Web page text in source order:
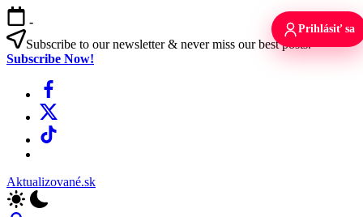
Skip
to
content
-
Subscribe to our newsletter & never miss our best posts.
Subscribe Now!
Facebook
X
TikTok
Aktualizované.sk
Prihlásiť sa